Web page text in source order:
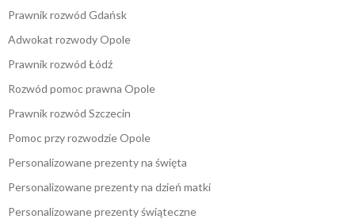
Prawnik rozwód Gdańsk
Adwokat rozwody Opole
Prawnik rozwód Łódź
Rozwód pomoc prawna Opole
Prawnik rozwód Szczecin
Pomoc przy rozwodzie Opole
Personalizowane prezenty na święta
Personalizowane prezenty na dzień matki
Personalizowane prezenty świąteczne